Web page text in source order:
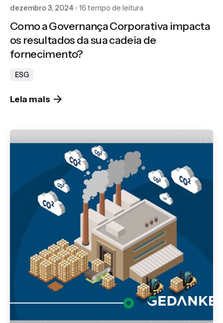
dezembro 3, 2024 16 tempo de leitura
Como a Governança Corporativa impacta
os resultados da sua cadeia de
fornecimento?
ESG
Leia mais
Gedanken